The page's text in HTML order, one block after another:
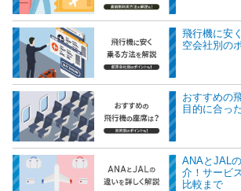
飛行機に安
空会社別の
おすすめの
目的に合っ
ANAとJAL
介！サービ
比較まで